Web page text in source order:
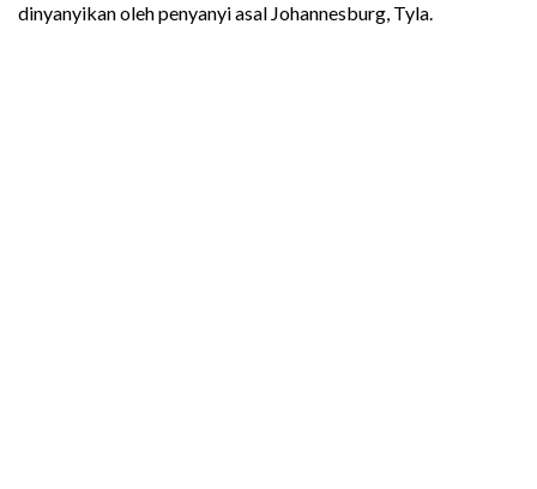
dinyanyikan oleh penyanyi asal Johannesburg, Tyla.